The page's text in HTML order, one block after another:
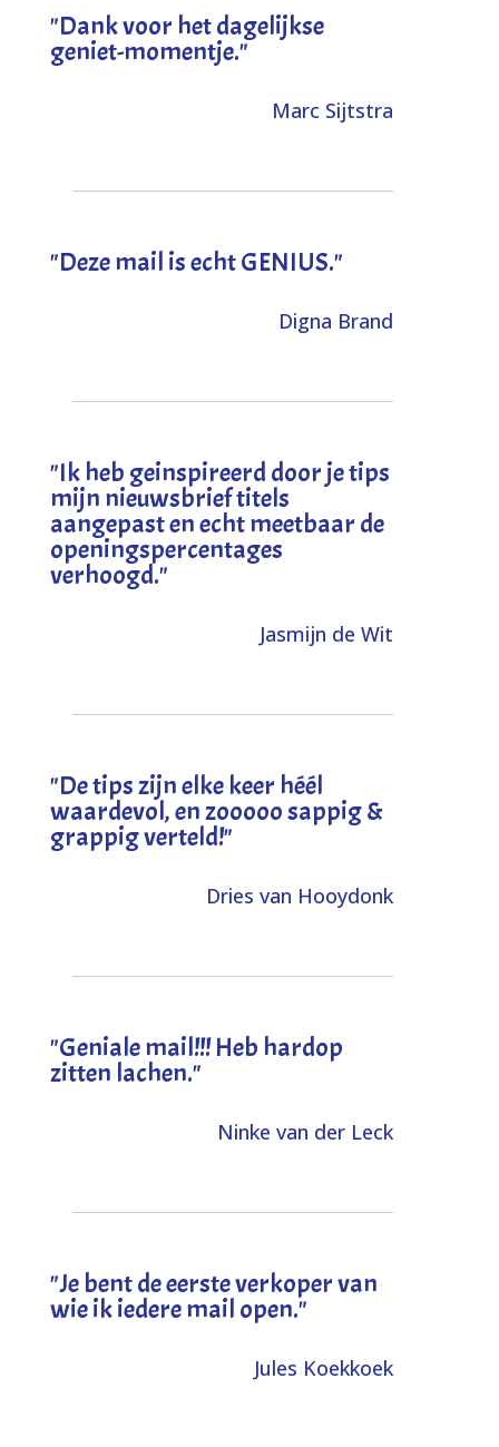
"Dank voor het dagelijkse
geniet-momentje."
Marc Sijtstra
"Deze mail is echt GENIUS."
Digna Brand
"Ik heb geinspireerd door je tips
mijn nieuwsbrief titels
aangepast en echt meetbaar de
openingspercentages
verhoogd."
Jasmijn de Wit
"De tips zijn elke keer héél
waardevol, en zooooo sappig &
grappig verteld!"
Dries van Hooydonk
"Geniale mail!!! Heb hardop
zitten lachen."
Ninke van der Leck
"Je bent de eerste verkoper van
wie ik iedere mail open."
Jules Koekkoek